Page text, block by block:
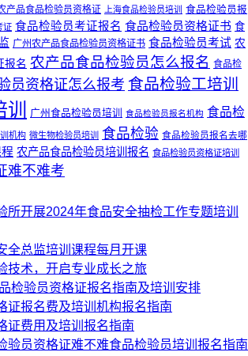
产品食品检验员资格证 上海食品检验员培训
食品检验员报
证 食品检验员考证报名 食品检验员资格证书 食
广州农产品食品检验员资格证书 食品检验员考试 农
报名 农产品食品检验员怎么报名 食品检
员资格证怎么报考 食品检验工培训
广州食品检验员培训 食品检验员报名机构 食品检
机构 微生物检验员培训 食品检验 食品检验员报名去哪
农产品食品检验员培训报名 食品检验员资格证培训
难不难考
所开展2024年食品安全抽检工作专题培训
全总监培训课程每月开课
技术，开启专业成长之旅
检验员资格证报名指南及培训安排
证报名费及培训机构报名指南
证费用及培训报名指南
验员资格证难不难食品检验员培训报名指南